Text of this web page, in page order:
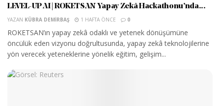
LEVEL-UP AI | ROKETSAN Yapay Zekâ Hackathonu’nda...
YAZAN KÜBRA DEMIRBAŞ 1 HAFTA ÖNCE 0
ROKETSAN’ın yapay zekâ odaklı ve yetenek dönüşümüne
öncülük eden vizyonu doğrultusunda, yapay zekâ teknolojilerine
yön verecek yeteneklerine yönelik eğitim, gelişim...